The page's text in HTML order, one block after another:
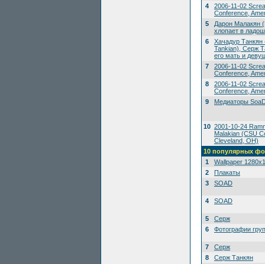
4
2006-11-02
Conference,
5
Дарон Малакян
хлопает в
6
Хачадур Танкян
Tankian), Серж
его мать и
7
2006-11-02
Conference,
8
2006-11-02
Conference,
9
Медиаторы
10 2001-10-24
Malakian (CSU
Cleveland, OH)
10 популярных
1
Wallpaper
2
Плакаты
3
SOAD
4 SOAD
5
Серж
6
Фотографии
7
Серж
8
Серж Танкян